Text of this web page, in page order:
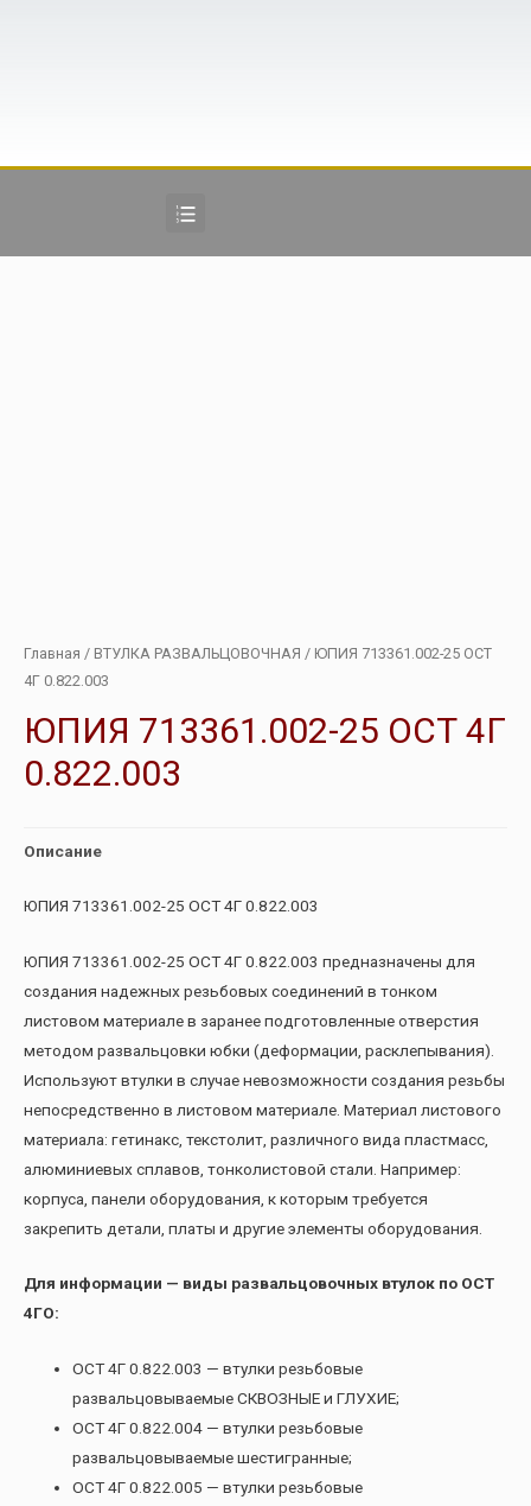
Главная / ВТУЛКА РАЗВАЛЬЦОВОЧНАЯ / ЮПИЯ 713361.002-25 ОСТ
4Г 0.822.003
ЮПИЯ 713361.002-25 ОСТ 4Г
0.822.003
Описание
ЮПИЯ 713361.002-25 ОСТ 4Г 0.822.003
ЮПИЯ 713361.002-25 ОСТ 4Г 0.822.003 предназначены для
создания надежных резьбовых соединений в тонком
листовом материале в заранее подготовленные отверстия
методом развальцовки юбки (деформации, расклепывания).
Используют втулки в случае невозможности создания резьбы
непосредственно в листовом материале. Материал листового
материала: гетинакс, текстолит, различного вида пластмасс,
алюминиевых сплавов, тонколистовой стали. Например:
корпуса, панели оборудования, к которым требуется
закрепить детали, платы и другие элементы оборудования.
Для информации — виды развальцовочных втулок по ОСТ
4ГО:
ОСТ 4Г 0.822.003 — втулки резьбовые
развальцовываемые СКВОЗНЫЕ и ГЛУХИЕ;
ОСТ 4Г 0.822.004 — втулки резьбовые
развальцовываемые шестигранные;
ОСТ 4Г 0.822.005 — втулки резьбовые